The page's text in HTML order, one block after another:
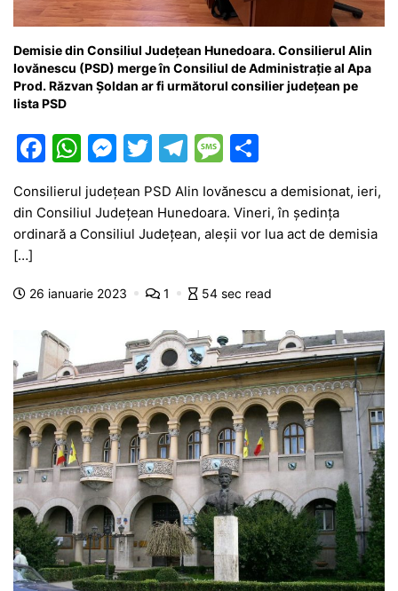
Demisie din Consiliul Județean Hunedoara. Consilierul Alin
Iovănescu (PSD) merge în Consiliul de Administrație al Apa
Prod. Răzvan Șoldan ar fi următorul consilier județean pe
lista PSD
F
c
e
o
k
W
at
s
p
M
s
s
n
er
T
itt
er
T
e
gr
m
M
s
s
g
ta
je
z
Consilierul județean PSD Alin Iovănescu a demisionat, ieri,
din Consiliul Județean Hunedoara. Vineri, în ședința
ordinară a Consiliul Județean, aleșii vor lua act de demisia
[…]
26 ianuarie 2023 1 54 sec read